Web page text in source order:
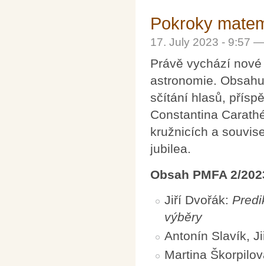
Pokroky
17. July 2023 - 9:57
Právě vychází
astronomie.
sčítání hlasů,
Constantina
kružnicích a
jubilea.
Obsah PMFA 2/
Jiří Dvořák:
výběry
Antonín Slavík,
Martina